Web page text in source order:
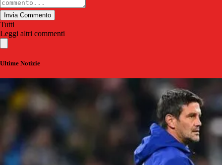
Invia Commento
Tutti
Leggi altri commenti
Ultime Notizie